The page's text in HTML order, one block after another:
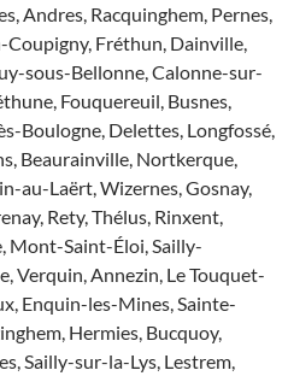
Andres, Racquinghem, Pernes,
Coupigny, Fréthun, Dainville,
sous-Bellonne, Calonne-sur-
Fouquereuil, Busnes,
Boulogne, Delettes, Longfossé,
Beaurainville, Nortkerque,
au-Laërt, Wizernes, Gosnay,
Rety, Thélus, Rinxent,
Mont-Saint-Éloi, Sailly-
Verquin, Annezin, Le Touquet-
Enquin-les-Mines, Sainte-
Hermies, Bucquoy,
Sailly-sur-la-Lys, Lestrem,